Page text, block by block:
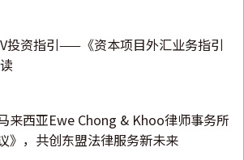
限公司破产清算项目，完成了破产财产第
结并对破产人主体完成注销；
材料供销公司强制清算及破产清算项
人，该案件从强制清算到破产清算，难
在职工名下的不动产如何低成本高效变
投资指引——《资本项目外汇业务指引
来西亚Ewe Chong & Khoo律师事务所
》，共创东盟法律服务新未来